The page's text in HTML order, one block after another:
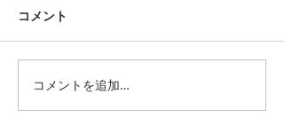
コメント
コメントを追加…